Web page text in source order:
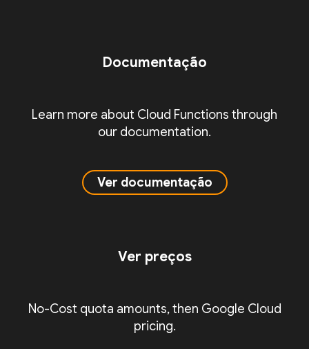
Documentação
Learn more about Cloud Functions through
our documentation.
Ver documentação
Ver preços
No-Cost quota amounts, then Google Cloud
pricing.